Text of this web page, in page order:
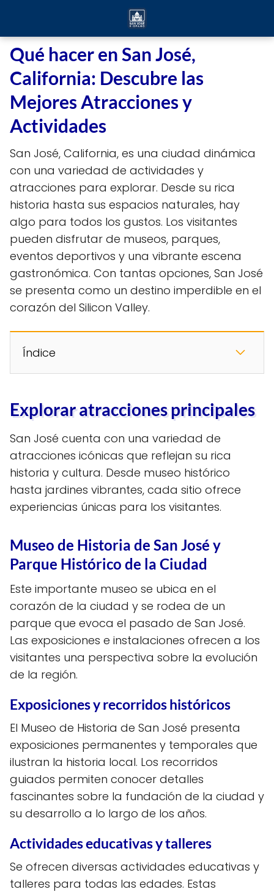
Qué hacer en San José,
California: Descubre las
Mejores Atracciones y
Actividades
San José, California, es una ciudad dinámica
con una variedad de actividades y
atracciones para explorar. Desde su rica
historia hasta sus espacios naturales, hay
algo para todos los gustos. Los visitantes
pueden disfrutar de museos, parques,
eventos deportivos y una vibrante escena
gastronómica. Con tantas opciones, San José
se presenta como un destino imperdible en el
corazón del Silicon Valley.
Índice
Explorar atracciones principales
San José cuenta con una variedad de
atracciones icónicas que reflejan su rica
historia y cultura. Desde museo histórico
hasta jardines vibrantes, cada sitio ofrece
experiencias únicas para los visitantes.
Museo de Historia de San José y
Parque Histórico de la Ciudad
Este importante museo se ubica en el
corazón de la ciudad y se rodea de un
parque que evoca el pasado de San José.
Las exposiciones e instalaciones ofrecen a los
visitantes una perspectiva sobre la evolución
de la región.
Exposiciones y recorridos históricos
El Museo de Historia de San José presenta
exposiciones permanentes y temporales que
ilustran la historia local. Los recorridos
guiados permiten conocer detalles
fascinantes sobre la fundación de la ciudad y
su desarrollo a lo largo de los años.
Actividades educativas y talleres
Se ofrecen diversas actividades educativas y
talleres para todas las edades. Estas